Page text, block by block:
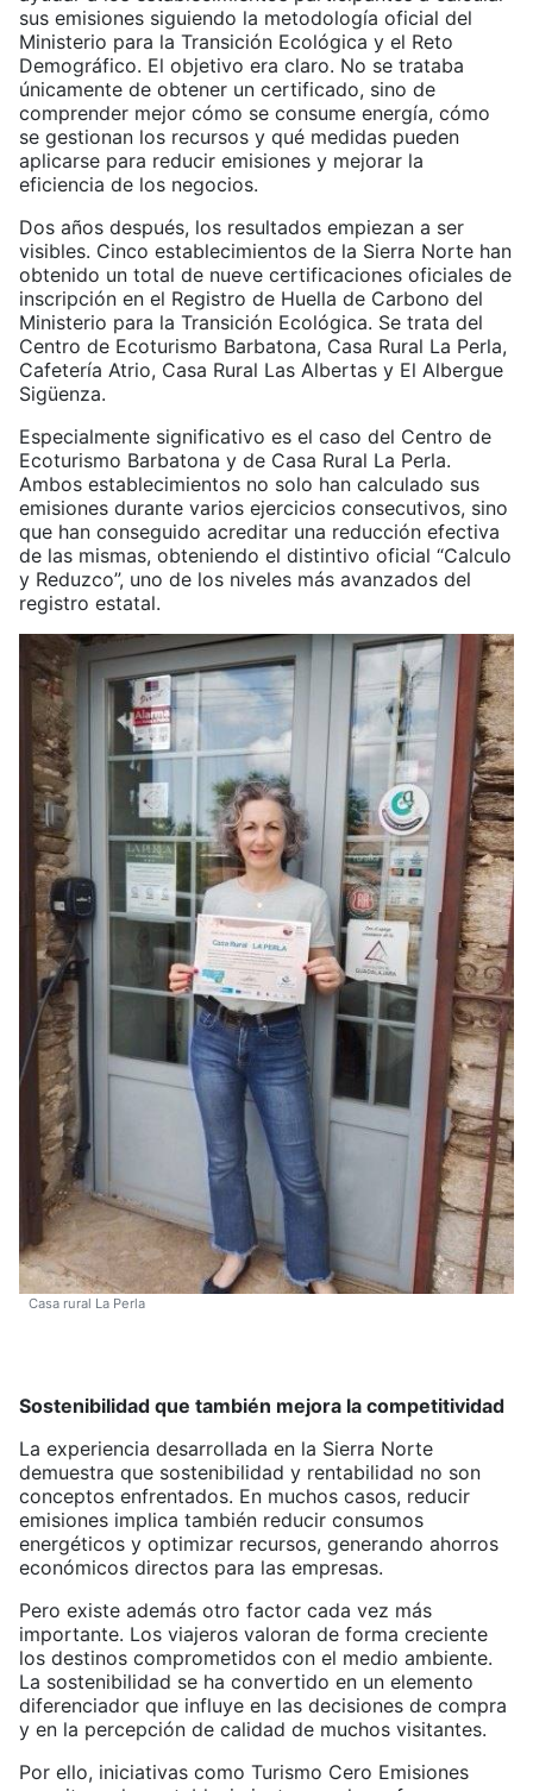
sus emisiones siguiendo la metodología oficial del
Ministerio para la Transición Ecológica y el Reto
Demográfico. El objetivo era claro. No se trataba
únicamente de obtener un certificado, sino de
comprender mejor cómo se consume energía, cómo
se gestionan los recursos y qué medidas pueden
aplicarse para reducir emisiones y mejorar la
eficiencia de los negocios.
Dos años después, los resultados empiezan a ser
visibles. Cinco establecimientos de la Sierra Norte han
obtenido un total de nueve certificaciones oficiales de
inscripción en el Registro de Huella de Carbono del
Ministerio para la Transición Ecológica. Se trata del
Centro de Ecoturismo Barbatona, Casa Rural La Perla,
Cafetería Atrio, Casa Rural Las Albertas y El Albergue
Sigüenza.
Especialmente significativo es el caso del Centro de
Ecoturismo Barbatona y de Casa Rural La Perla.
Ambos establecimientos no solo han calculado sus
emisiones durante varios ejercicios consecutivos, sino
que han conseguido acreditar una reducción efectiva
de las mismas, obteniendo el distintivo oficial “Calculo
y Reduzco”, uno de los niveles más avanzados del
registro estatal.
Casa rural La Perla
Sostenibilidad que también mejora la competitividad
La experiencia desarrollada en la Sierra Norte
demuestra que sostenibilidad y rentabilidad no son
conceptos enfrentados. En muchos casos, reducir
emisiones implica también reducir consumos
energéticos y optimizar recursos, generando ahorros
económicos directos para las empresas.
Pero existe además otro factor cada vez más
importante. Los viajeros valoran de forma creciente
los destinos comprometidos con el medio ambiente.
La sostenibilidad se ha convertido en un elemento
diferenciador que influye en las decisiones de compra
y en la percepción de calidad de muchos visitantes.
Por ello, iniciativas como Turismo Cero Emisiones